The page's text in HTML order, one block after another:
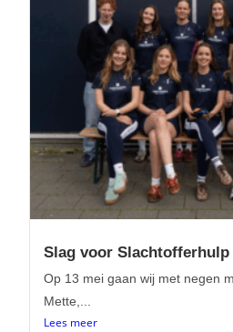
Slag voor Slachtofferhulp
Op 13 mei gaan wij met negen
Mette,...
Lees meer